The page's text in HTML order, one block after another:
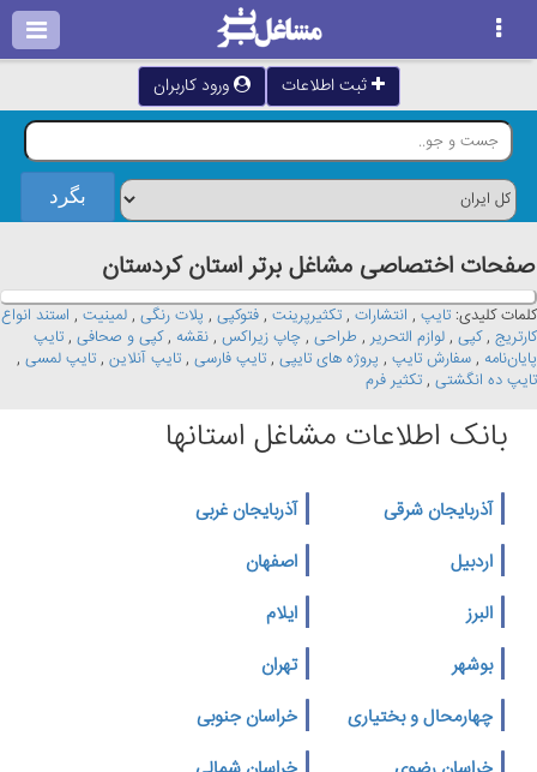
ثبت اطلاعات ورود کاربران
صفحات اختصاصی مشاغل برتر استان كردستان
کلمات کلیدی: تایپ , انتشارات , تکثیرپرینت , فتوکپی , پلات رنگی , لمینیت , استند انواع
کارتریج ,کپی , لوازم التحریر , طراحی , چاپ زیراکس , نقشه ,کپی و صحافی , تایپ
پایان‌نامه , سفارش تایپ , پروژه های تایپی , تایپ فارسی , تایپ آنلاین , تایپ لمسی ,
تایپ ده انگشتی , تکثیر فرم
بانک اطلاعات مشاغل استانها
آذربایجان شرقی
آذربایجان غربی
اردبیل
اصفهان
البرز
ایلام
بوشهر
تهران
چهارمحال و بختیاری
خراسان جنوبی